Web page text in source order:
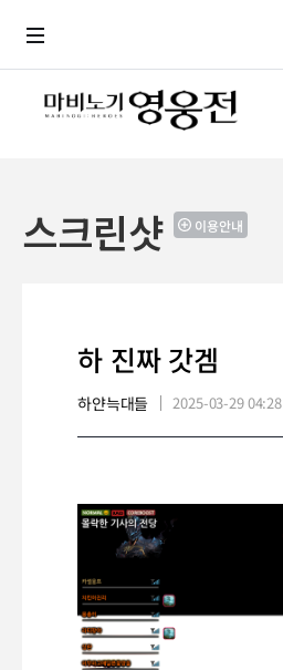
스크린샷 이용안내
하 진짜 갓겜
하얀늑대들 2025-03-29 04:28